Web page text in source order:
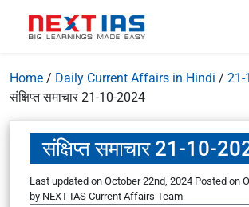
Home / Daily Current Affairs in Hindi / 21-
संक्षिप्त समाचार 21-10-2024
संक्षिप्त समाचार 21-10-
Last updated on October 22nd, 2024 Posted on
by NEXT IAS Current Affairs Team